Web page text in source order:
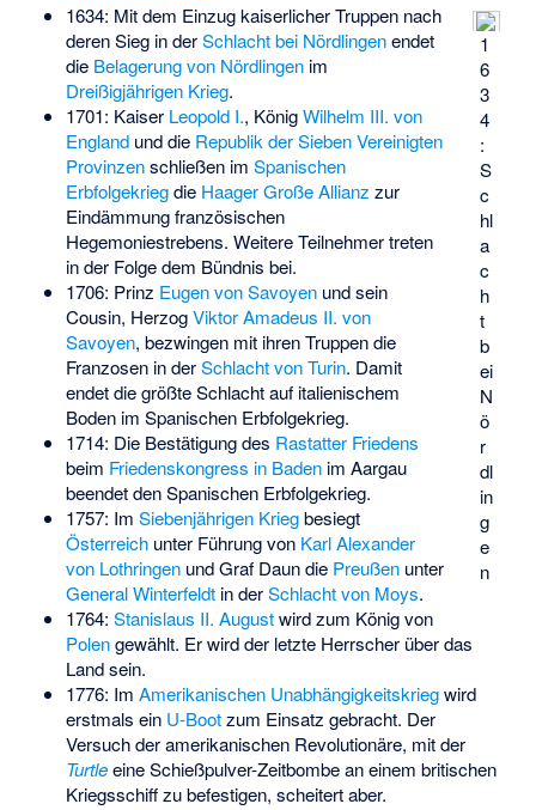
1
6
3
4
:
S
c
hl
a
c
h
t
b
ei
N
ö
r
dl
in
g
e
n
1634: Mit dem Einzug kaiserlicher Truppen nach
deren Sieg in derSchlacht bei Nördlingenendet
die Belagerung von Nördlingenim
Dreißigjährigen Krieg.
1701: Kaiser Leopold I., KönigWilhelm III. von
Englandund die Republik der Sieben Vereinigten
Provinzenschließen im Spanischen
Erbfolgekriegdie Haager Große Allianz zur
Eindämmung französischen
Hegemoniestrebens. Weitere Teilnehmer treten
in der Folge dem Bündnis bei.
1706: Prinz Eugen von Savoyenund sein
Cousin, HerzogViktor Amadeus II. von
Savoyen, bezwingen mit ihren Truppen die
Franzosen in derSchlacht von Turin. Damit
endet die größte Schlacht auf italienischem
Boden im Spanischen Erbfolgekrieg.
1714: Die Bestätigung des Rastatter Friedens
beim Friedenskongress in Badenim Aargau
beendet den Spanischen Erbfolgekrieg.
1757: Im Siebenjährigen Kriegbesiegt
Österreichunter Führung von Karl Alexander
von LothringenundGraf Daundie Preußenunter
General Winterfeldtin derSchlacht von Moys.
1764: Stanislaus II. Augustwird zum König von
Polengewählt. Er wird der letzte Herrscher über das
Land sein.
1776: Im Amerikanischen Unabhängigkeitskriegwird
erstmals ein U-Bootzum Einsatz gebracht. Der
Versuch der amerikanischen Revolutionäre, mit der
Turtleeine Schießpulver-Zeitbombe an einem britischen
Kriegsschiff zu befestigen, scheitert aber.